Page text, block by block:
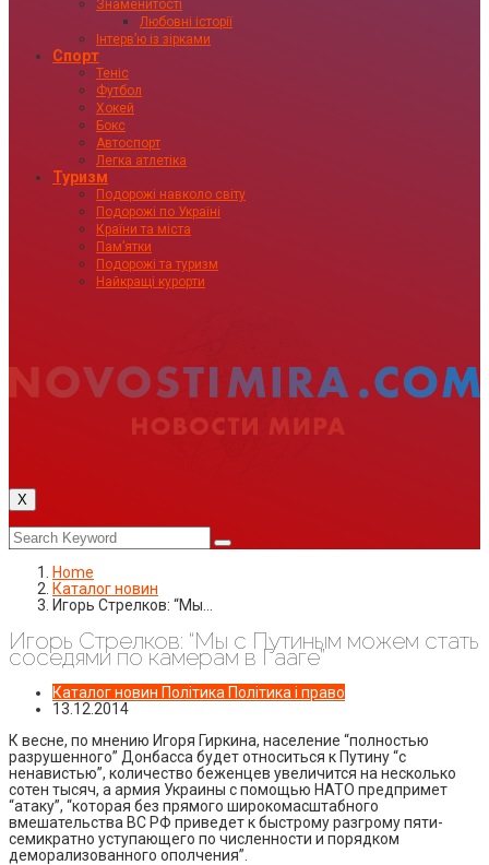
Знаменитості
Любовні історії
Інтервʼю із зірками
Спорт
Теніс
Футбол
Хокей
Бокс
Автоспорт
Легка атлетіка
Туризм
Подорожі навколо світу
Подорожі по Україні
Країни та міста
Пам’ятки
Подорожі та туризм
Найкращі курорти
X
Home
Каталог новин
Игорь Стрелков: “Мы…
Игорь Стрелков: “Мы с Путиным можем стать
соседями по камерам в Гааге”
Каталог новин Політика Політика і право
13.12.2014
К весне, по мнению Игоря Гиркина, население “полностью
разрушенного” Донбасса будет относиться к Путину “с
ненавистью”, количество беженцев увеличится на несколько
сотен тысяч, а армия Украины с помощью НАТО предпримет
“атаку”, “которая без прямого широкомасштабного
вмешательства ВС РФ приведет к быстрому разгрому пяти-
семикратно уступающего по численности и порядком
деморализованного ополчения”.